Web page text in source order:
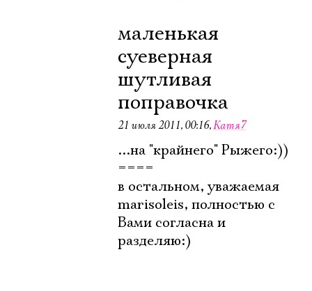
маленькая
суеверная
шутливая
поправочка
21 июля 2011, 00:16,Катя7
...на "крайнего" Рыжего:))
====
в остальном, уважаемая
marisoleis, полностью с
Вами согласна и
разделяю:)